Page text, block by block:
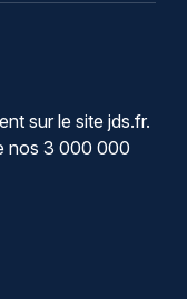
sur le site jds.fr.
nos 3 000 000